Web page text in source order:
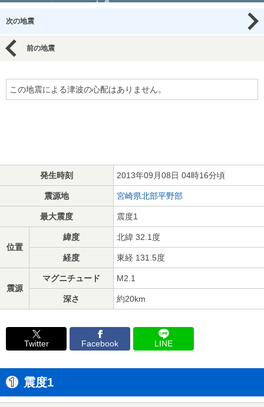
次の地震
前の地震
この地震による津波の心配はありません。
発生時刻 2013年09月08日 04時16分頃
震源地 宮崎県北部平野部
最大震度 震度1
位置
緯度 北緯 32.1度
経度 東経 131.5度
震源
マグニチュード M2.1
深さ 約20km
Twitter Facebook LINE
震度1